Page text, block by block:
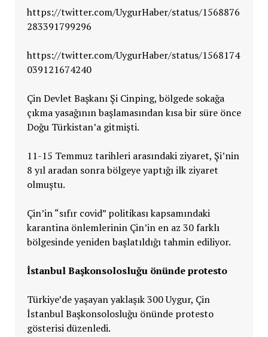
https://twitter.com/UygurHaber/status/1568876
283391799296
https://twitter.com/UygurHaber/status/1568174
039121674240
Çin Devlet Başkanı Şi Cinping, bölgede sokağa
çıkma yasağının başlamasından kısa bir süre önce
Doğu Türkistan’a gitmişti.
11-15 Temmuz tarihleri arasındaki ziyaret, Şi’nin
8 yıl aradan sonra bölgeye yaptığı ilk ziyaret
olmuştu.
Çin’in “sıfır covid” politikası kapsamındaki
karantina önlemlerinin Çin’in en az 30 farklı
bölgesinde yeniden başlatıldığı tahmin ediliyor.
İstanbul Başkonsolosluğu önünde protesto
Türkiye’de yaşayan yaklaşık 300 Uygur, Çin
İstanbul Başkonsolosluğu önünde protesto
gösterisi düzenledi.